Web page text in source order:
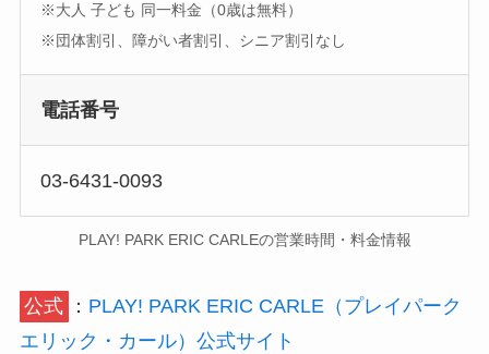
※大人 子ども 同一料金（0歳は無料）
※団体割引、障がい者割引、シニア割引なし
電話番号
03-6431-0093
PLAY! PARK ERIC CARLEの営業時間・料金情報
公式 ： PLAY! PARK ERIC CARLE（プレイパーク
エリック・カール）公式サイト